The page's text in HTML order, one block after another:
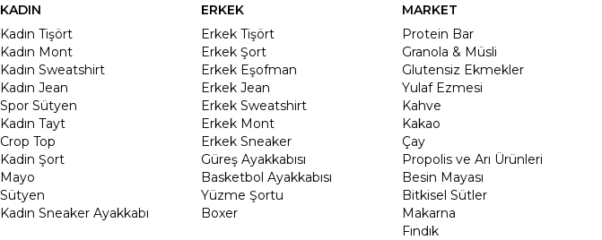
KADIN
Kadın Tişört
Kadın Mont
Kadın Sweatshirt
Kadın Jean
Spor Sütyen
Kadın Tayt
Crop Top
Kadin Şort
Mayo
Sütyen
Kadın Sneaker Ayakkabı
ERKEK
Erkek Tişört
Erkek Şort
Erkek Eşofman
Erkek Jean
Erkek Sweatshirt
Erkek Mont
Erkek Sneaker
Güreş Ayakkabısı
Basketbol Ayakkabısı
Yüzme Şortu
Boxer
MARKET
Protein Bar
Granola & Müsli
Glutensiz Ekmekler
Yulaf Ezmesi
Kahve
Kakao
Çay
Propolis ve Arı Ürünleri
Besin Mayası
Bitkisel Sütler
Makarna
Fındık